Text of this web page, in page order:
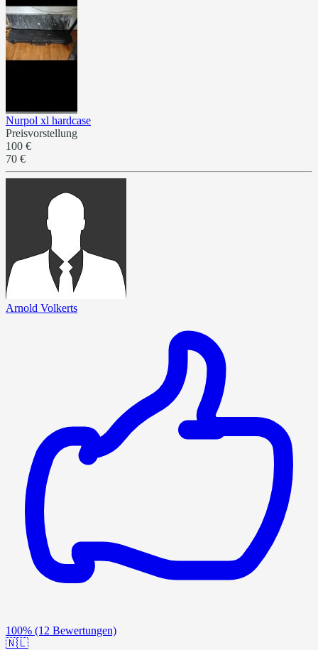
Nurpol xl hardcase
Preisvorstellung
100 €
70 €
Arnold Volkerts
100% (12 Bewertungen)
🇳🇱